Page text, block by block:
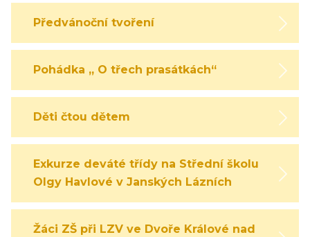
Předvánoční tvoření
Pohádka „ O třech prasátkách“
Děti čtou dětem
Exkurze deváté třídy na Střední školu
Olgy Havlové v Janských Lázních
Žáci ZŠ při LZV ve Dvoře Králové nad